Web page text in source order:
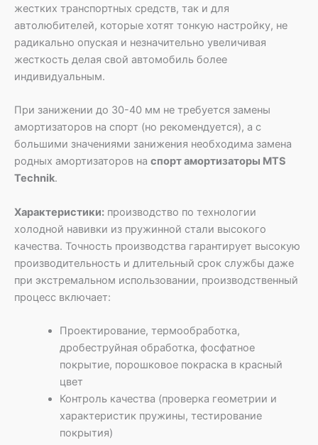
жестких транспортных средств, так и для
автолюбителей, которые хотят тонкую настройку, не
радикально опуская и незначительно увеличивая
жесткость делая свой автомобиль более
индивидуальным.
При занижении до 30-40 мм не требуется замены
амортизаторов на спорт (но рекомендуется), а с
большими значениями занижения необходима замена
родных амортизаторов на спорт амортизаторы MTS
Technik.
Характеристики: производство по технологии
холодной навивки из пружинной стали высокого
качества. Точность производства гарантирует высокую
производительность и длительный срок службы даже
при экстремальном использовании, производственный
процесс включает:
Проектирование, термообработка,
дробеструйная обработка, фосфатное
покрытие, порошковое покраска в красный
цвет
Контроль качества (проверка геометрии и
характеристик пружины, тестирование
покрытия)